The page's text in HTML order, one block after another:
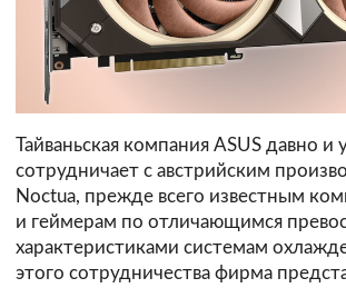
Тайваньская компания ASUS давно и
сотрудничает с австрийским
Noctua, прежде всего известным
и геймерам по отличающимся
характеристиками системам
этого сотрудничества фирма